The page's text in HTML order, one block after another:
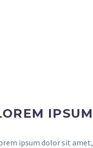
ipsum dolor sit